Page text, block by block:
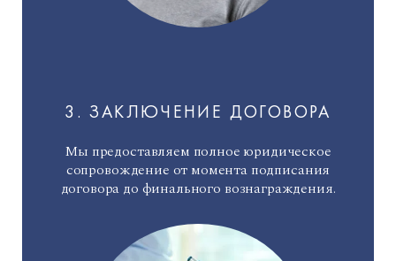
3. ЗАКЛЮЧЕНИЕ ДОГОВОРА
Мы предоставляем полное юридическое
сопровождение от момента подписания
договора до финального вознаграждения.